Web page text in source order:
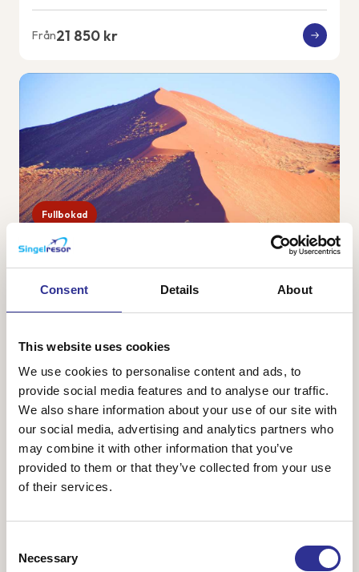
Consent Details About
This website uses cookies
We use cookies to personalise content and ads, to
provide social media features and to analyse our traffic.
We also share information about your use of our site with
our social media, advertising and analytics partners who
may combine it with other information that you’ve
provided to them or that they’ve collected from your use
of their services.
Selection
Necessary
Från21 850 kr
Fullbokad
28 sep-9 okt 2026
Namibia är ett av Afrikas vackraste länder med vacker och
vykortsvackra sanddyner och ett spännande djurliv. Vi
Från48 800 kr